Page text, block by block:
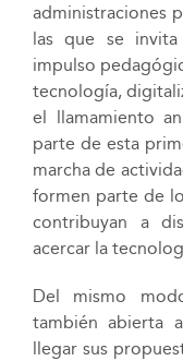
administraciones
las que se
impulso
tecnología,
el llamamiento
parte de esta
marcha de
formen parte de
contribuyan a
acercar la
Del mismo
también abierta
llegar sus